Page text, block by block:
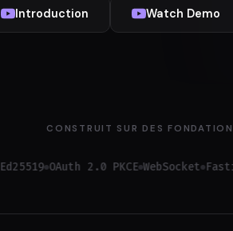
Introduction Watch Demo
CONSTRUIT SUR DES
OAuth 2.0 PKCE WebSocket Fastify